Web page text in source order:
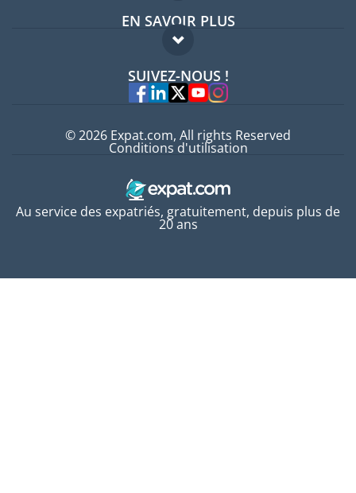
Guides pays
EN SAVOIR PLUS
FAQ
Experts
SUIVEZ-NOUS !
Au service des expatriés, gratuitement, depuis plus de
20 ans
© 2026 Expat.com, All rights Reserved
Conditions d'utilisation